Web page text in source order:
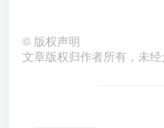
© 版权声明
文章版权归作者所有，未经